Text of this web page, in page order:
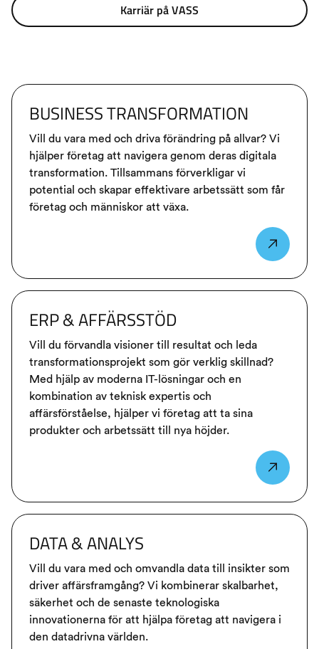
Karriär på VASS
BUSINESS TRANSFORMATION
Vill du vara med och driva förändring på allvar? Vi
hjälper företag att navigera genom deras digitala
transformation. Tillsammans förverkligar vi
potential och skapar effektivare arbetssätt som får
företag och människor att växa.
ERP & AFFÄRSSTÖD
Vill du förvandla visioner till resultat och leda
transformationsprojekt som gör verklig skillnad?
Med hjälp av moderna IT-lösningar och en
kombination av teknisk expertis och
affärsförståelse, hjälper vi företag att ta sina
produkter och arbetssätt till nya höjder.
DATA & ANALYS
Vill du vara med och omvandla data till insikter som
driver affärsframgång? Vi kombinerar skalbarhet,
säkerhet och de senaste teknologiska
innovationerna för att hjälpa företag att navigera i
den datadrivna världen.